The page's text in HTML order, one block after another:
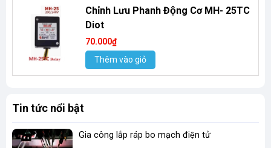
Chỉnh Lưu Phanh Động Cơ MH- 25TC
Diot
70.000₫
Thêm vào giỏ
Tin tức nổi bật
Gia công lắp ráp bo mạch điện tử